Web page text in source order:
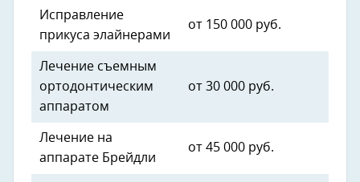
Исправление
прикуса элайнерами
от 150 000 руб.
Лечение съемным
ортодонтическим
аппаратом
от 30 000 руб.
Лечение на
аппарате Брейдли
от 45 000 руб.